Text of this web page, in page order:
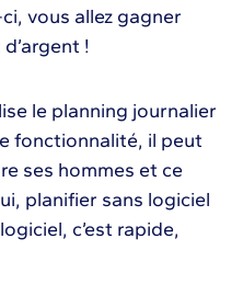
vous allez gagner
!
le planning journalier
fonctionnalité, il peut
ses hommes et ce
planifier sans logiciel
c’est rapide,